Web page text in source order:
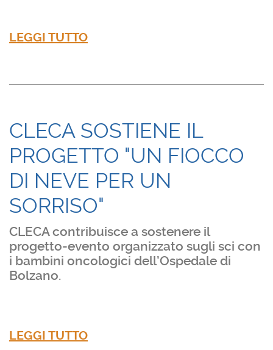
LEGGI TUTTO
CLECA SOSTIENE IL
PROGETTO "UN FIOCCO
DI NEVE PER UN
SORRISO"
CLECA contribuisce a sostenere il
progetto-evento organizzato sugli sci con
i bambini oncologici dell’Ospedale di
Bolzano.
LEGGI TUTTO